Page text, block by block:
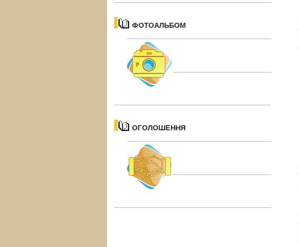
ФОТОАЛЬБОМ
ОГОЛОШЕННЯ